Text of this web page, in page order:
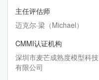
主任评估师
迈克尔·梁（Michael）
CMMI认证机构
深圳市麦芒成熟度模型科技
有限公司